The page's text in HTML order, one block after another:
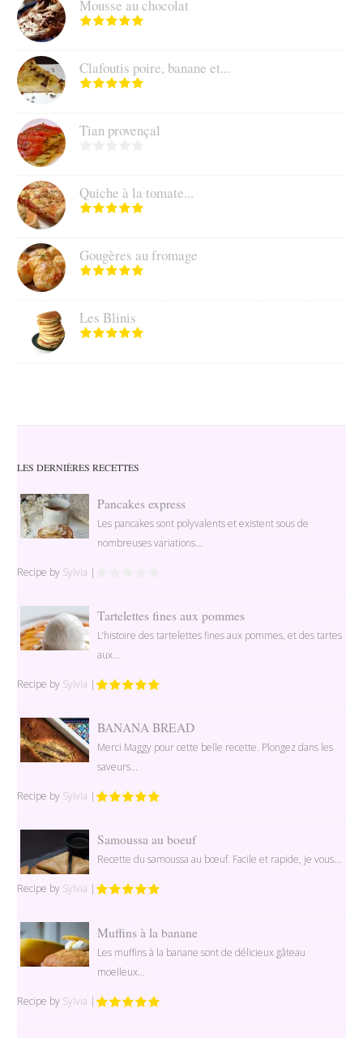
Mousse au chocolat
Clafoutis poire, banane et...
Tian provençal
Quiche à la tomate...
Gougères au fromage
Les Blinis
LES DERNIÈRES RECETTES
Pancakes express
Les pancakes sont polyvalents et existent sous de
nombreuses variations...
Recipe by Sylvia |
Tartelettes fines aux pommes
L’histoire des tartelettes fines aux pommes, et des tartes
aux...
Recipe by Sylvia |
BANANA BREAD
Merci Maggy pour cette belle recette. Plongez dans les
saveurs...
Recipe by Sylvia |
Samoussa au boeuf
Recette du samoussa au bœuf. Facile et rapide, je vous...
Recipe by Sylvia |
Muffins à la banane
Les muffins à la banane sont de délicieux gâteau
moelleux...
Recipe by Sylvia |